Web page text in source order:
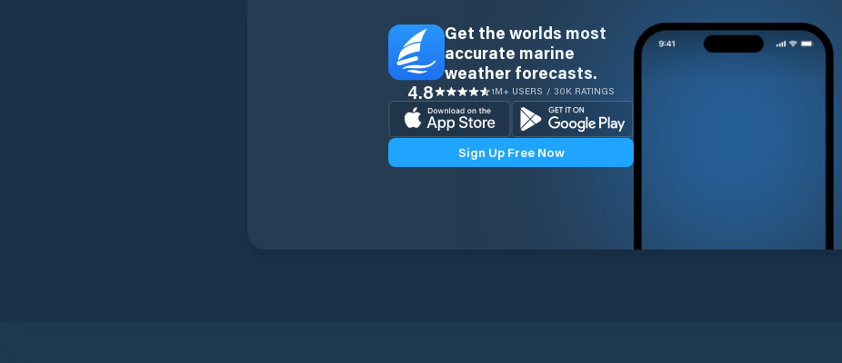
Get the worlds most
accurate marine
weather forecasts.
4.8 1M+ USERS / 30K RATINGS
Sign Up Free Now